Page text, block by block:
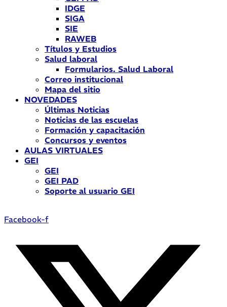
IDGE
SIGA
SIE
RAWEB
Títulos y Estudios
Salud laboral
Formularios. Salud Laboral
Correo institucional
Mapa del sitio
NOVEDADES
Últimas Noticias
Noticias de las escuelas
Formación y capacitación
Concursos y eventos
AULAS VIRTUALES
GEI
GEI
GEI PAD
Soporte al usuario GEI
Facebook-f